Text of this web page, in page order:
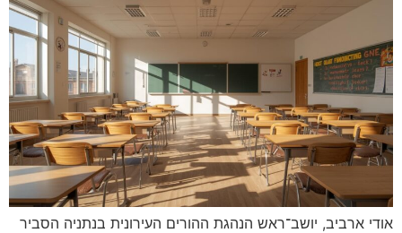
אודי ארביב, יושב־ראש הנהגת ההורים העירונית בנתניה הסביר